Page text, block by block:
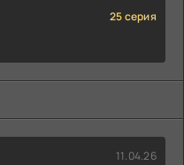
25 серия
11.04.26